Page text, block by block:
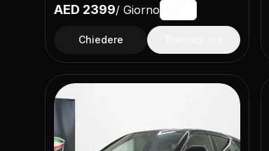
AED 2399/ Giorno
Chiedere